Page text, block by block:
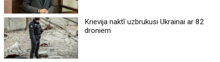
Krievija naktī uzbrukusi Ukrainai ar 82
droniem